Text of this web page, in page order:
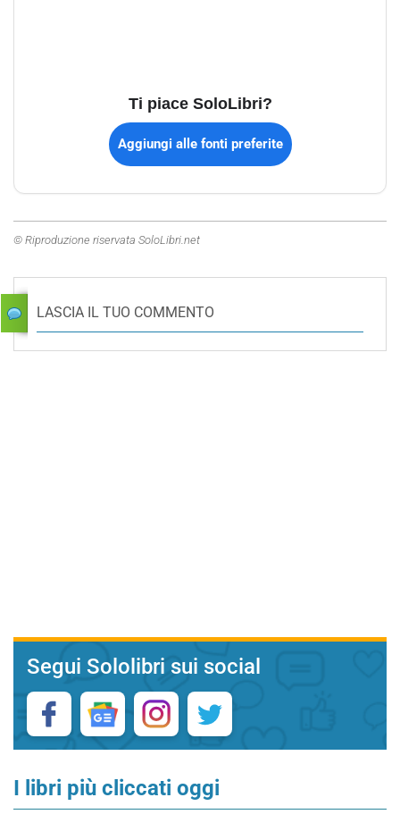
Ti piace SoloLibri?
Aggiungi alle fonti preferite
© Riproduzione riservata SoloLibri.net
LASCIA IL TUO COMMENTO
Segui Sololibri sui social
I libri più cliccati oggi